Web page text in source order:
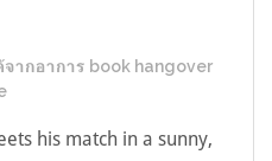
ากอาการ book hangover
his match in a sunny,